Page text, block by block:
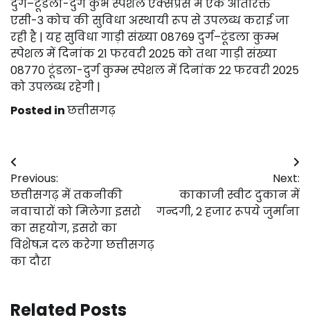
दुर्ग–टूंडला-दुर्ग कुंभ स्पेशल एक्सप्रेस में एक अतिरिक्त
एसी-3 कोच की सुविधा अस्थायी रूप से उपलब्ध कराई जा
रही है | यह सुविधा गाड़ी संख्या 08769 दुर्ग–टूंडला कुम्भ
स्पेशल में दिनांक 21 फरवरी 2025 को तथा गाड़ी संख्या
08770 टूंडला-दुर्ग कुम्भ स्पेशल में दिनांक 22 फरवरी 2025
को उपलब्ध रहेगी |
Posted inछत्तीसगढ़
Post
navigation
Previous:
छत्तीसगढ़ में तकनीकी
नवाचारों को मिलेगा इसरो
का सहयोग, इसरो का
विशेषज्ञ दल करेगा छत्तीसगढ़
का दौरा
Next:
काकाजी स्वीट दुकान में
गन्दगी, 2 हजार रूपये जुर्माना
Related Posts